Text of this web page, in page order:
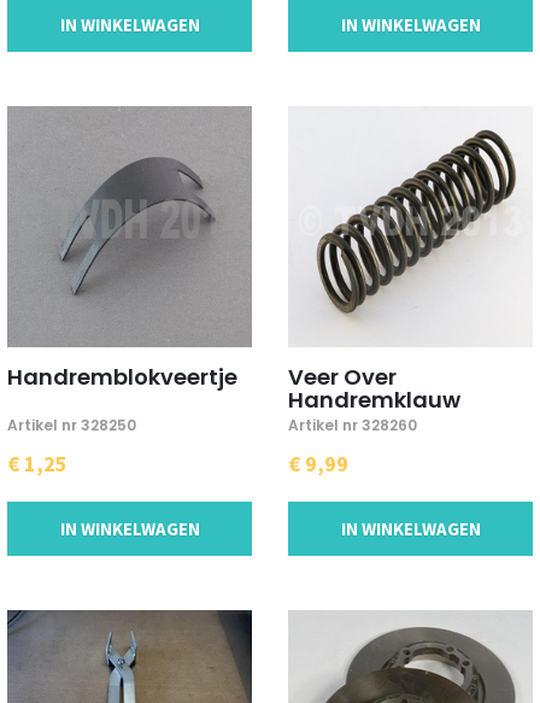
IN WINKELWAGEN IN WINKELWAGEN
Handremblokveertje
Artikel nr 328250
€ 1,25
IN WINKELWAGEN
Veer Over
Handremklauw
Artikel nr 328260
€ 9,99
IN WINKELWAGEN